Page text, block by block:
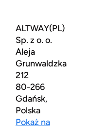
ALTWAY(PL)
Sp. z o. o.
Aleja
Grunwaldzka
212
80-266
Gdańsk,
Polska
Pokaż na